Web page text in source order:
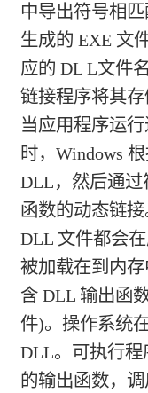
中导出符号相
生成的 EXE 文
应的 DL L文件
链接程序将其存
当应用程序运
时，Windows
DLL，然后通过
函数的动态链
DLL 文件都会
被加载在到内
含 DLL 输出函
件)。操作系统
DLL。可执行程
的输出函数，